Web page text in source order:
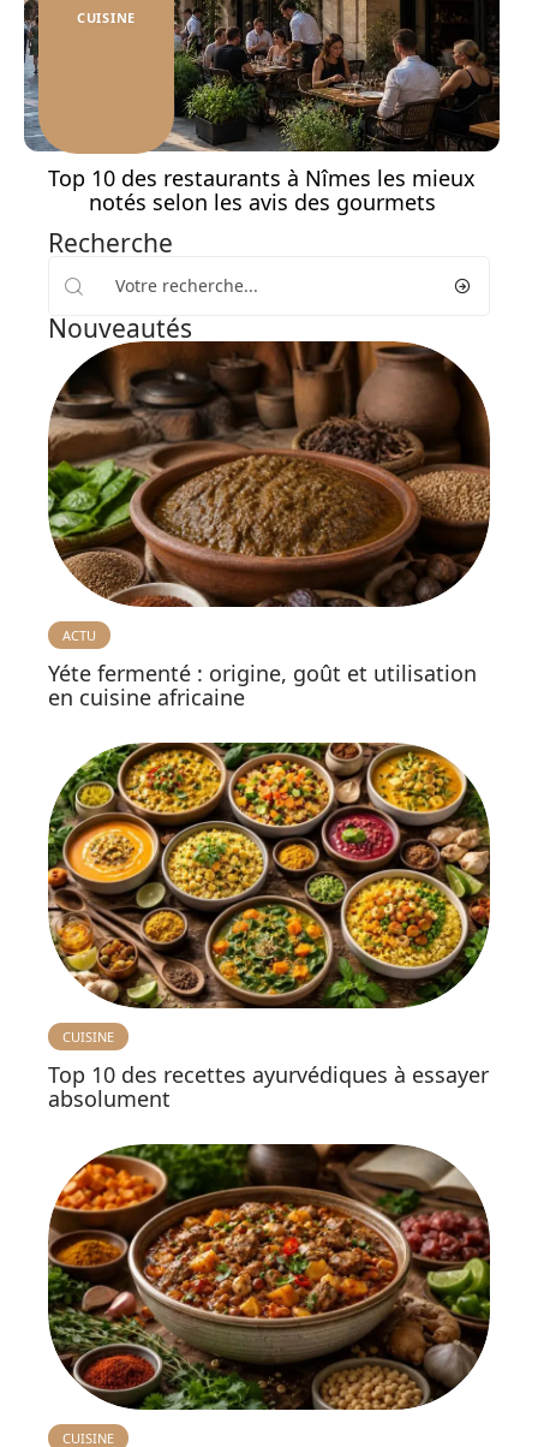
CUISINE
Top 10 des restaurants à Nîmes les mieux
notés selon les avis des gourmets
Recherche
Nouveautés
ACTU
Yéte fermenté : origine, goût et utilisation
en cuisine africaine
CUISINE
Top 10 des recettes ayurvédiques à essayer
absolument
CUISINE